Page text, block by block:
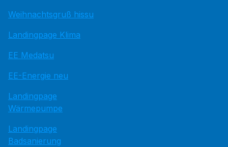
Weihnachtsgruß hissu
Landingpage Klima
EE Medatsu
EE-Energie neu
Landingpage
Wärmepumpe
Landingpage
Badsanierung